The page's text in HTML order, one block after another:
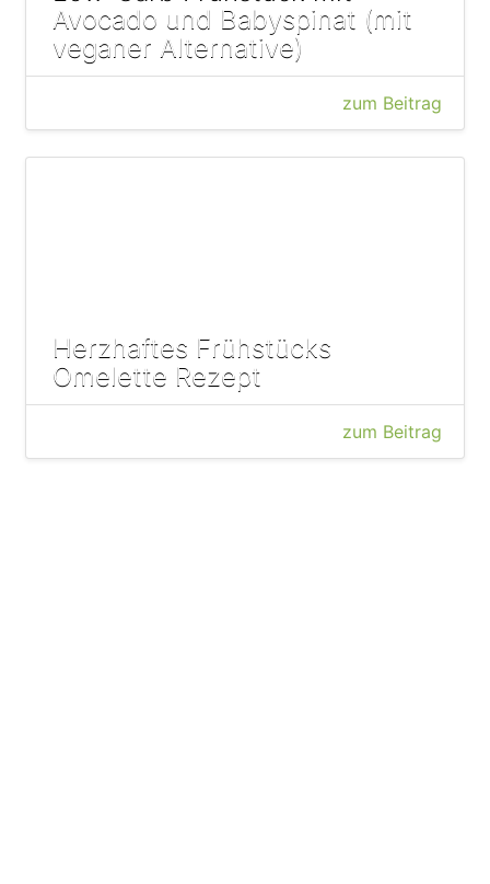
Avocado und Babyspinat (mit
veganer Alternative)
zum Beitrag
Herzhaftes Frühstücks
Omelette Rezept
zum Beitrag